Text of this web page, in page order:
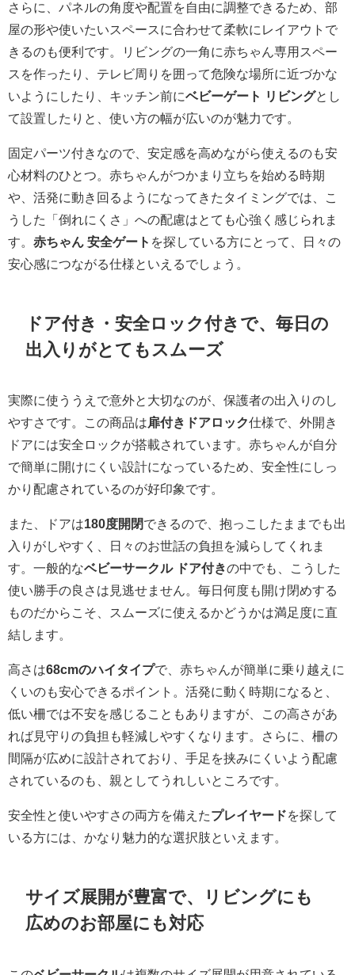
さらに、パネルの角度や配置を自由に調整できるため、部
屋の形や使いたいスペースに合わせて柔軟にレイアウトで
きるのも便利です。リビングの一角に赤ちゃん専用スペー
スを作ったり、テレビ周りを囲って危険な場所に近づかな
いようにしたり、キッチン前にベビーゲート リビングとし
て設置したりと、使い方の幅が広いのが魅力です。
固定パーツ付きなので、安定感を高めながら使えるのも安
心材料のひとつ。赤ちゃんがつかまり立ちを始める時期
や、活発に動き回るようになってきたタイミングでは、こ
うした「倒れにくさ」への配慮はとても心強く感じられま
す。 赤ちゃん 安全ゲート を探している方にとって、日々の
安心感につながる仕様といえるでしょう。
ドア付き・安全ロック付きで、毎日の
出入りがとてもスムーズ
実際に使ううえで意外と大切なのが、保護者の出入りのし
やすさです。この商品は扉付きドアロック仕様で、外開き
ドアには安全ロックが搭載されています。赤ちゃんが自分
で簡単に開けにくい設計になっているため、安全性にしっ
かり配慮されているのが好印象です。
また、ドアは180度開閉できるので、抱っこしたままでも出
入りがしやすく、日々のお世話の負担を減らしてくれま
す。一般的なベビーサークル ドア付きの中でも、こうした
使い勝手の良さは見逃せません。毎日何度も開け閉めする
ものだからこそ、スムーズに使えるかどうかは満足度に直
結します。
高さは68cmのハイタイプで、赤ちゃんが簡単に乗り越えに
くいのも安心できるポイント。活発に動く時期になると、
低い柵では不安を感じることもありますが、この高さがあ
れば見守りの負担も軽減しやすくなります。さらに、柵の
間隔が広めに設計されており、手足を挟みにくいよう配慮
されているのも、親としてうれしいところです。
安全性と使いやすさの両方を備えたプレイヤードを探して
いる方には、かなり魅力的な選択肢といえます。
サイズ展開が豊富で、リビングにも
広めのお部屋にも対応